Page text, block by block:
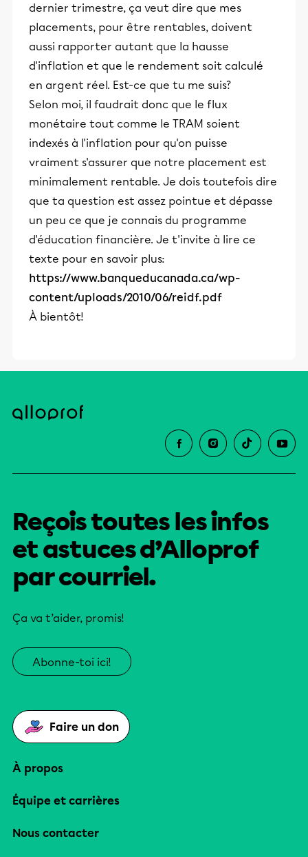
dernier trimestre, ça veut dire que mes
placements, pour être rentables, doivent
aussi rapporter autant que la hausse
d'inflation et que le rendement soit calculé
en argent réel. Est-ce que tu me suis?
Selon moi, il faudrait donc que le flux
monétaire tout comme le TRAM soient
indexés à l'inflation pour qu'on puisse
vraiment s'assurer que notre placement est
minimalement rentable. Je dois toutefois dire
que ta question est assez pointue et dépasse
un peu ce que je connais du programme
d'éducation financière. Je t'invite à lire ce
texte pour en savoir plus:
https://www.banqueducanada.ca/wp-
content/uploads/2010/06/reidf.pdf
À bientôt!
Reçois toutes les infos
et astuces d’Alloprof
par courriel.
Ça va t’aider, promis!
Abonne-toi ici!
Faire un don
À propos
Équipe et carrières
Nous contacter